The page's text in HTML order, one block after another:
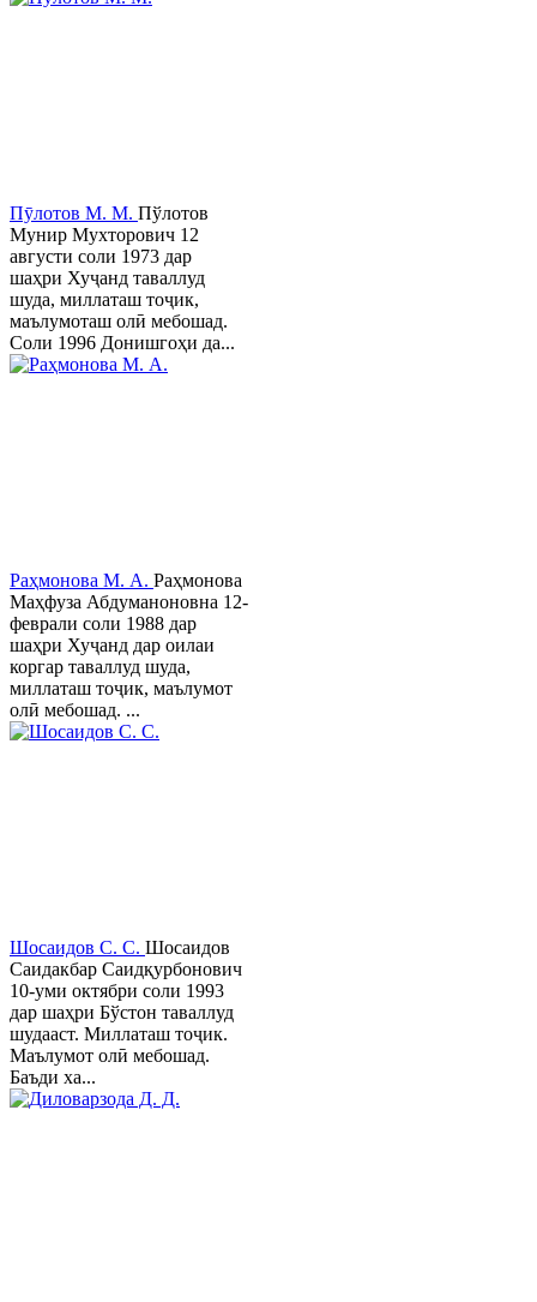
Пӯлотов М. М. Пўлотов
Мунир Мухторович 12
августи соли 1973 дар
шаҳри Хуҷанд таваллуд
шуда, миллаташ тоҷик,
маълумоташ олӣ мебошад.
Соли 1996 Донишгоҳи да...
Раҳмонова М. А. Раҳмонова
Маҳфуза Абдуманоновна 12-
феврали соли 1988 дар
шаҳри Хуҷанд дар оилаи
коргар таваллуд шуда,
миллаташ тоҷик, маълумот
олӣ мебошад. ...
Шосаидов С. С. Шосаидов
Саидакбар Саидқурбонович
10-уми октябри соли 1993
дар шаҳри Бўстон таваллуд
шудааст. Миллаташ тоҷик.
Маълумот олӣ мебошад.
Баъди ха...